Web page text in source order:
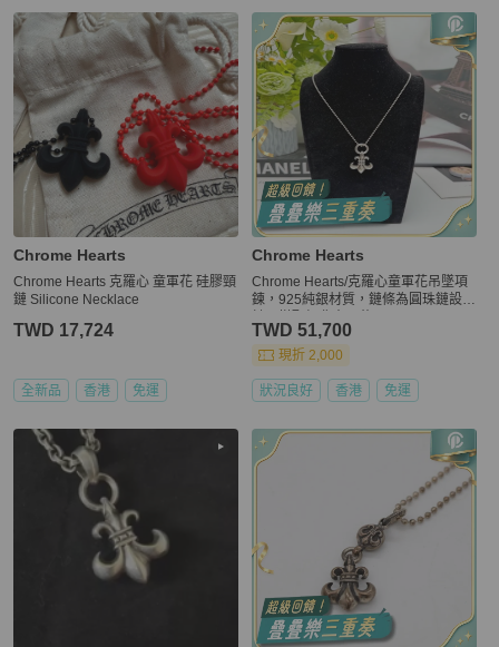
更多相似Chrome Hearts女士配件推薦精品
Chrome Hearts
Chrome Hearts 克羅心 童軍花 硅膠頸
鏈 Silicone Necklace
TWD 17,724
全新品 香港 免運
Chrome Hearts
Chrome Hearts/克羅心童軍花吊墜項
鍊，925純銀材質，鏈條為圓珠鏈設
TWD 51,700
現折 2,000
狀況良好 香港 免運